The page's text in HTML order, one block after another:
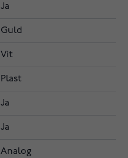
Ja
Guld
Vit
Plast
Ja
Ja
Analog